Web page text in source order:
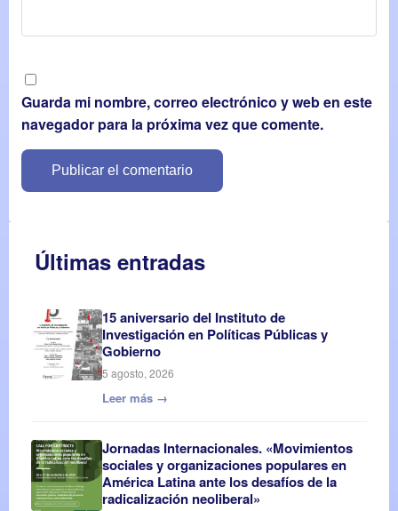
Guarda mi nombre, correo electrónico y web en este
navegador para la próxima vez que comente.
Últimas entradas
15 aniversario del Instituto de
Investigación en Políticas Públicas y
Gobierno
5 agosto, 2026
Leer más →
Jornadas Internacionales. «Movimientos
sociales y organizaciones populares en
América Latina ante los desafíos de la
radicalización neoliberal»